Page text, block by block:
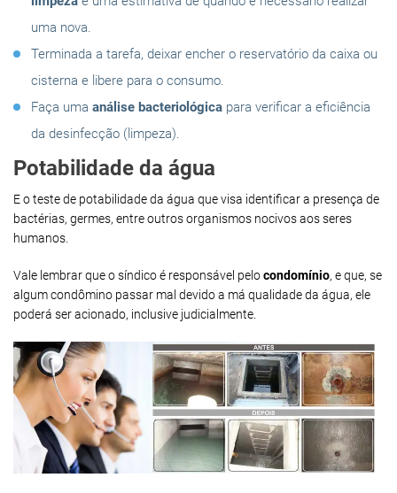
uma nova.
Terminada a tarefa, deixar encher o reservatório da caixa ou
cisterna e libere para o consumo.
Faça uma análise bacteriológica para verificar a eficiência
da desinfecção (limpeza).
Potabilidade da água
E o teste de potabilidade da água que visa identificar a presença de
bactérias, germes, entre outros organismos nocivos aos seres
humanos.
Vale lembrar que o síndico é responsável pelocondomínio, e que, se
algum condômino passar mal devido a má qualidade da água, ele
poderá ser acionado, inclusive judicialmente.